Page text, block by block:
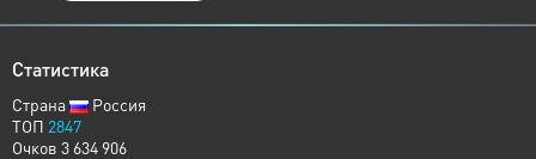
Статистика
Страна
Россия
ТОП 2847
Очков 3 634 906